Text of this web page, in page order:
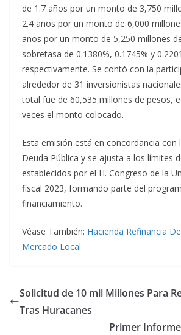
de 1.7 años por un monto de 3,750
2.4 años por un monto de 6,000
años por un monto de 5,250 millones
sobretasa de 0.1380%, 0.1745% y
respectivamente. Se contó con la
alrededor de 31 inversionistas
total fue de 60,535 millones de pesos,
veces el monto colocado.
Esta emisión está en concordancia con
Deuda Pública y se ajusta a los límites
establecidos por el H. Congreso de la
fiscal 2023, formando parte del
financiamiento.
Véase También: Hacienda Refinancia
Mercado Local
Solicitud de 10 mil Millones Para
Tras Huracanes
Primer